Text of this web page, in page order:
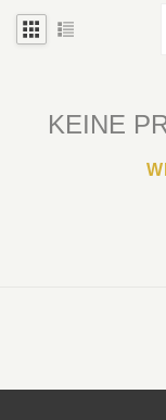
KEINE